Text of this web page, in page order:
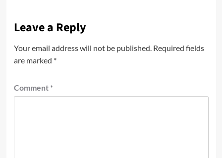
Leave a Reply
Your email address will not be published. Required fields
are marked *
Comment *